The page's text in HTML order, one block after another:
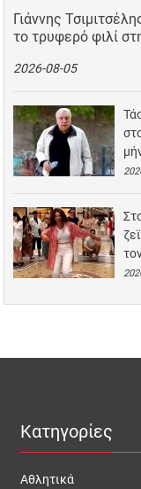
Γιάννης
το τρυφερό φιλί
2026-08-05
Κατηγορίες
Αθλητικά